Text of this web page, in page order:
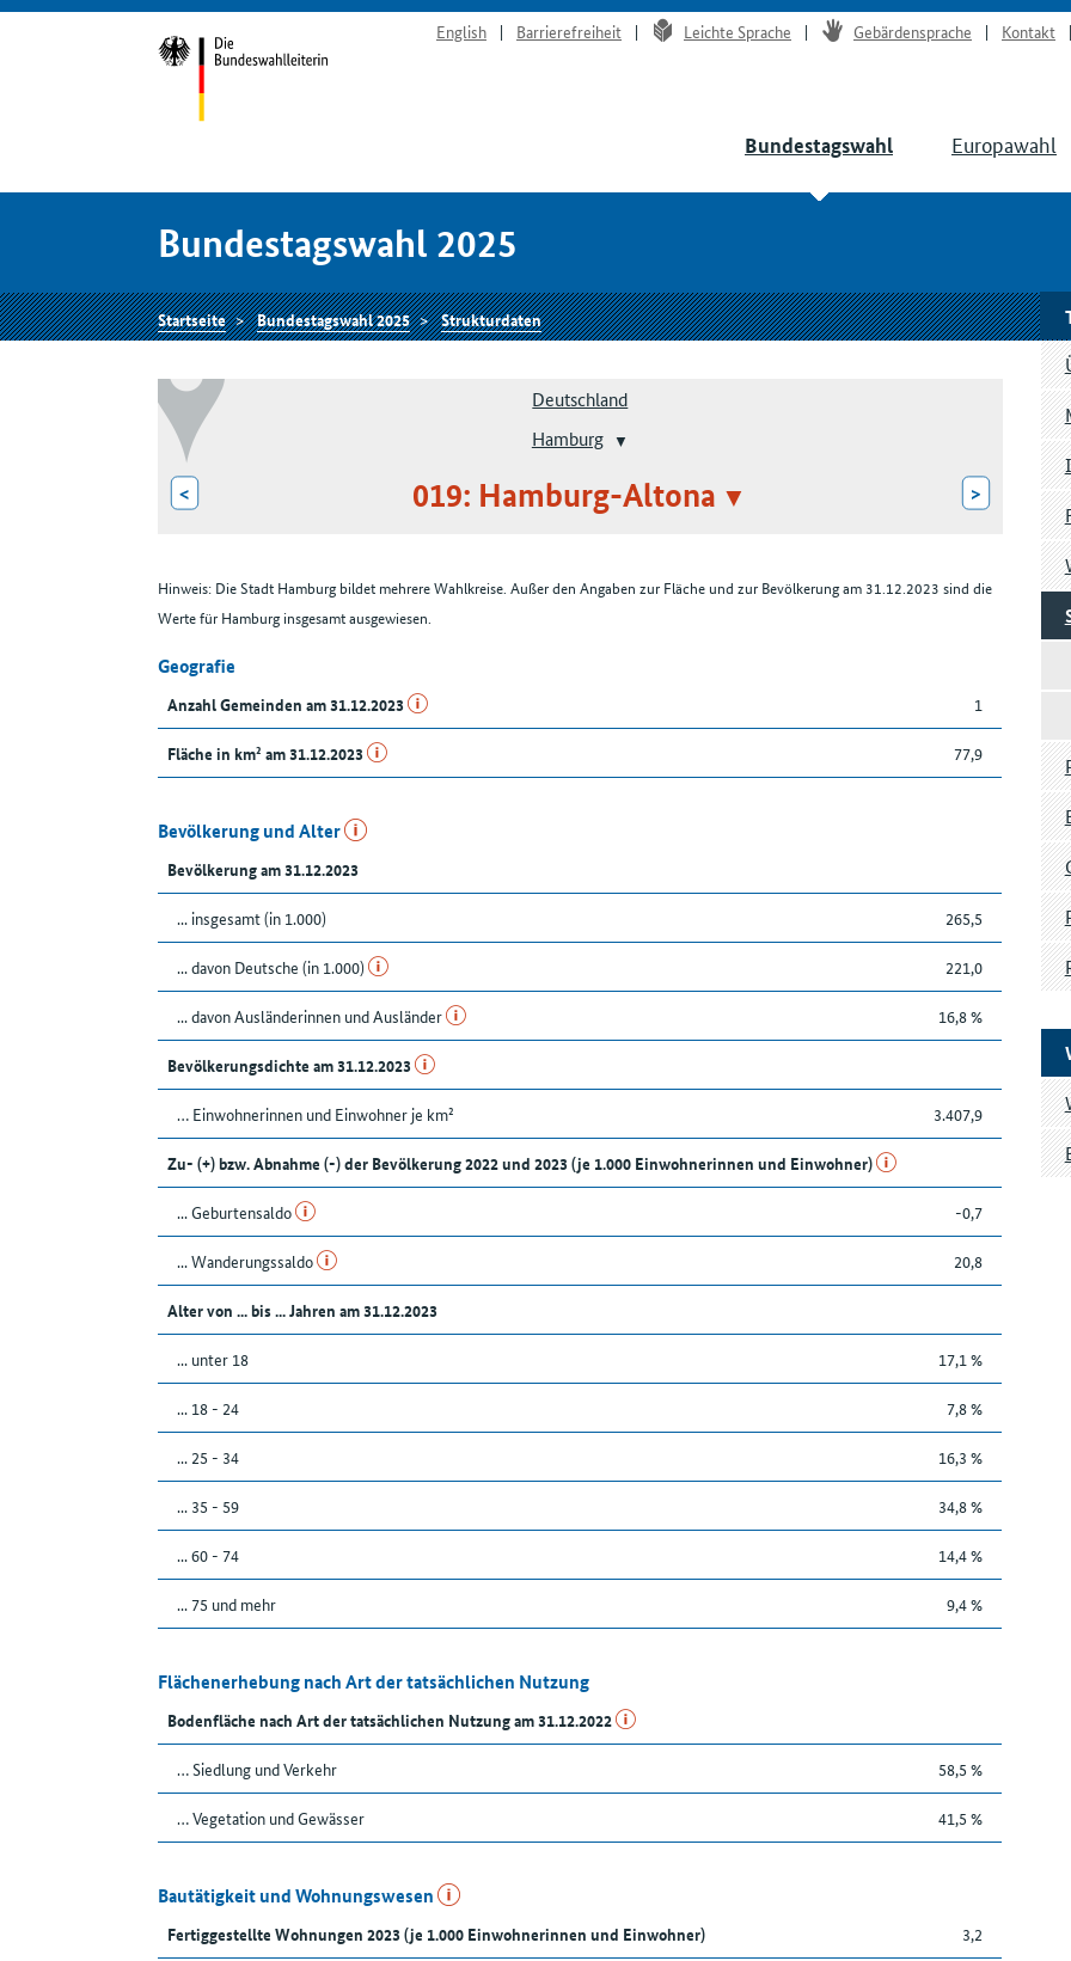
English Barrierefreiheit Leichte Sprache Gebärdensprache Kontakt
Bundestagswahl Europawahl
Bundestagswahl 2025
Startseite Bundestagswahl 2025 Strukturdaten
Deutschland
Hamburg
< 019: Hamburg-Altona >
Hinweis: Die Stadt Hamburg bildet mehrere Wahlkreise. Außer den Angaben zur Fläche und zur Bevölkerung am 31.12.2023 sind die
Werte für Hamburg insgesamt ausgewiesen.
Geografie
Anzahl Gemeinden am 31.12.2023 1
Fläche in km² am 31.12.2023 77,9
Bevölkerung und Alter
Bevölkerung am 31.12.2023
... insgesamt (in 1.000) 265,5
... davon Deutsche (in 1.000) 221,0
... davon Ausländerinnen und Ausländer 16,8 %
Bevölkerungsdichte am 31.12.2023
… Einwohnerinnen und Einwohner je km² 3.407,9
Zu- (+) bzw. Abnahme (-) der Bevölkerung 2022 und 2023 (je 1.000 Einwohnerinnen und Einwohner)
... Geburtensaldo -0,7
... Wanderungssaldo 20,8
Alter von ... bis ... Jahren am 31.12.2023
... unter 18 17,1 %
... 18 - 24 7,8 %
... 25 - 34 16,3 %
... 35 - 59 34,8 %
... 60 - 74 14,4 %
... 75 und mehr 9,4 %
Flächenerhebung nach Art der tatsächlichen Nutzung
Bodenfläche nach Art der tatsächlichen Nutzung am 31.12.2022
… Siedlung und Verkehr 58,5 %
… Vegetation und Gewässer 41,5 %
Bautätigkeit und Wohnungswesen
Fertiggestellte Wohnungen 2023 (je 1.000 Einwohnerinnen und Einwohner) 3,2